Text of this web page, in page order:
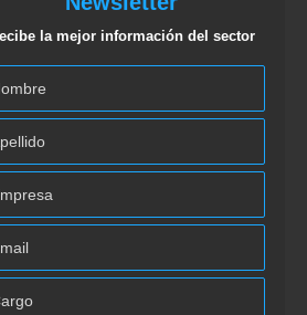
la mejor información del sector